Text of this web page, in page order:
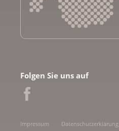
Krebsliga Bern
Krebsliga Freiburg
Krebsliga Graubünden
Folgen Sie uns auf
Impressum Datenschutzerklärung